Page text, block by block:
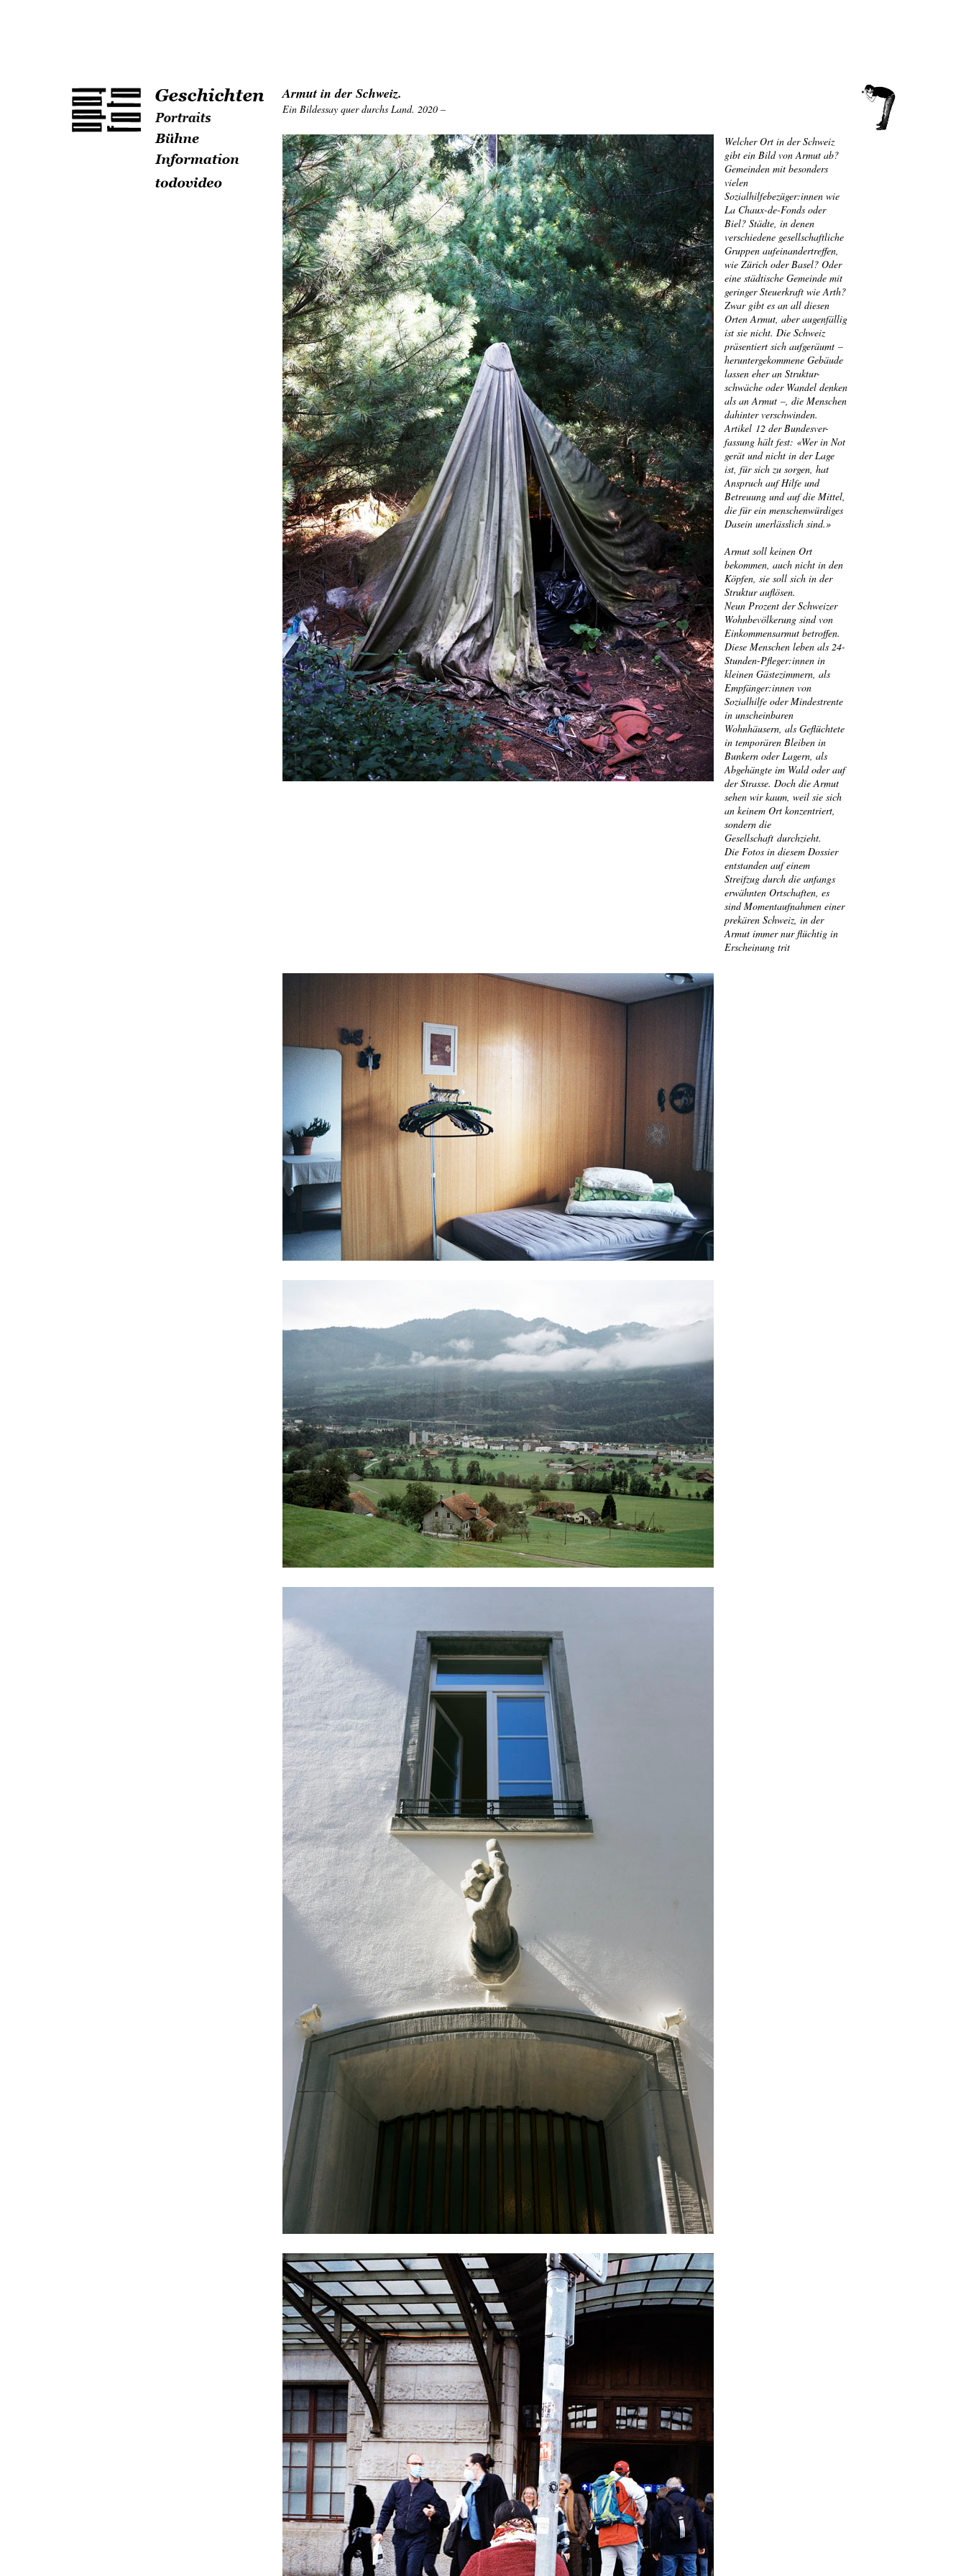
Armut in der Schweiz.
Ein Bildessay quer durchs Land. 2020 –
Welcher Ort in der Schweiz
gibt ein Bild von Armut ab?
Gemeinden mit besonders
vielen
Sozialhilfebezüger:innen wie
La Chaux-de-Fonds oder
Biel? Städte, in denen
verschiedene gesellschaftliche
Gruppen aufeinandertreffen,
wie Zürich oder Basel? Oder
eine städtische Gemeinde mit
geringer Steuerkraft wie Arth?
Zwar gibt es an all diesen
Orten Armut, aber augenfällig
ist sie nicht. Die Schweiz
präsentiert sich aufgeräumt –
heruntergekommene Gebäude
lassen eher an Struktur-
schwäche oder Wandel denken
als an Armut –, die Menschen
dahinter verschwinden.
Artikel 12 der Bundesver-
fassung hält fest: «Wer in Not
gerät und nicht in der Lage
ist, für sich zu sorgen, hat
Anspruch auf Hilfe und
Betreuung und auf die Mittel,
die für ein menschenwürdiges
Dasein unerlässlich sind.»
Armut soll keinen Ort
bekommen, auch nicht in den
Köpfen, sie soll sich in der
Struktur auflösen.
Neun Prozent der Schweizer
Wohnbevölkerung sind von
Einkommensarmut betroffen.
Diese Menschen leben als 24-
Stunden-Pfleger:innen in
kleinen Gästezimmern, als
Empfänger:innen von
Sozialhilfe oder Mindestrente
in unscheinbaren
Wohnhäusern, als Geflüchtete
in temporären Bleiben in
Bunkern oder Lagern, als
Abgehängte im Wald oder auf
der Strasse. Doch die Armut
sehen wir kaum, weil sie sich
an keinem Ort konzentriert,
sondern die
Gesellschaft durchzieht.
Die Fotos in diesem Dossier
entstanden auf einem
Streifzug durch die anfangs
erwähnten Ortschaften, es
sind Momentaufnahmen einer
prekären Schweiz, in der
Armut immer nur flüchtig in
Erscheinung trit